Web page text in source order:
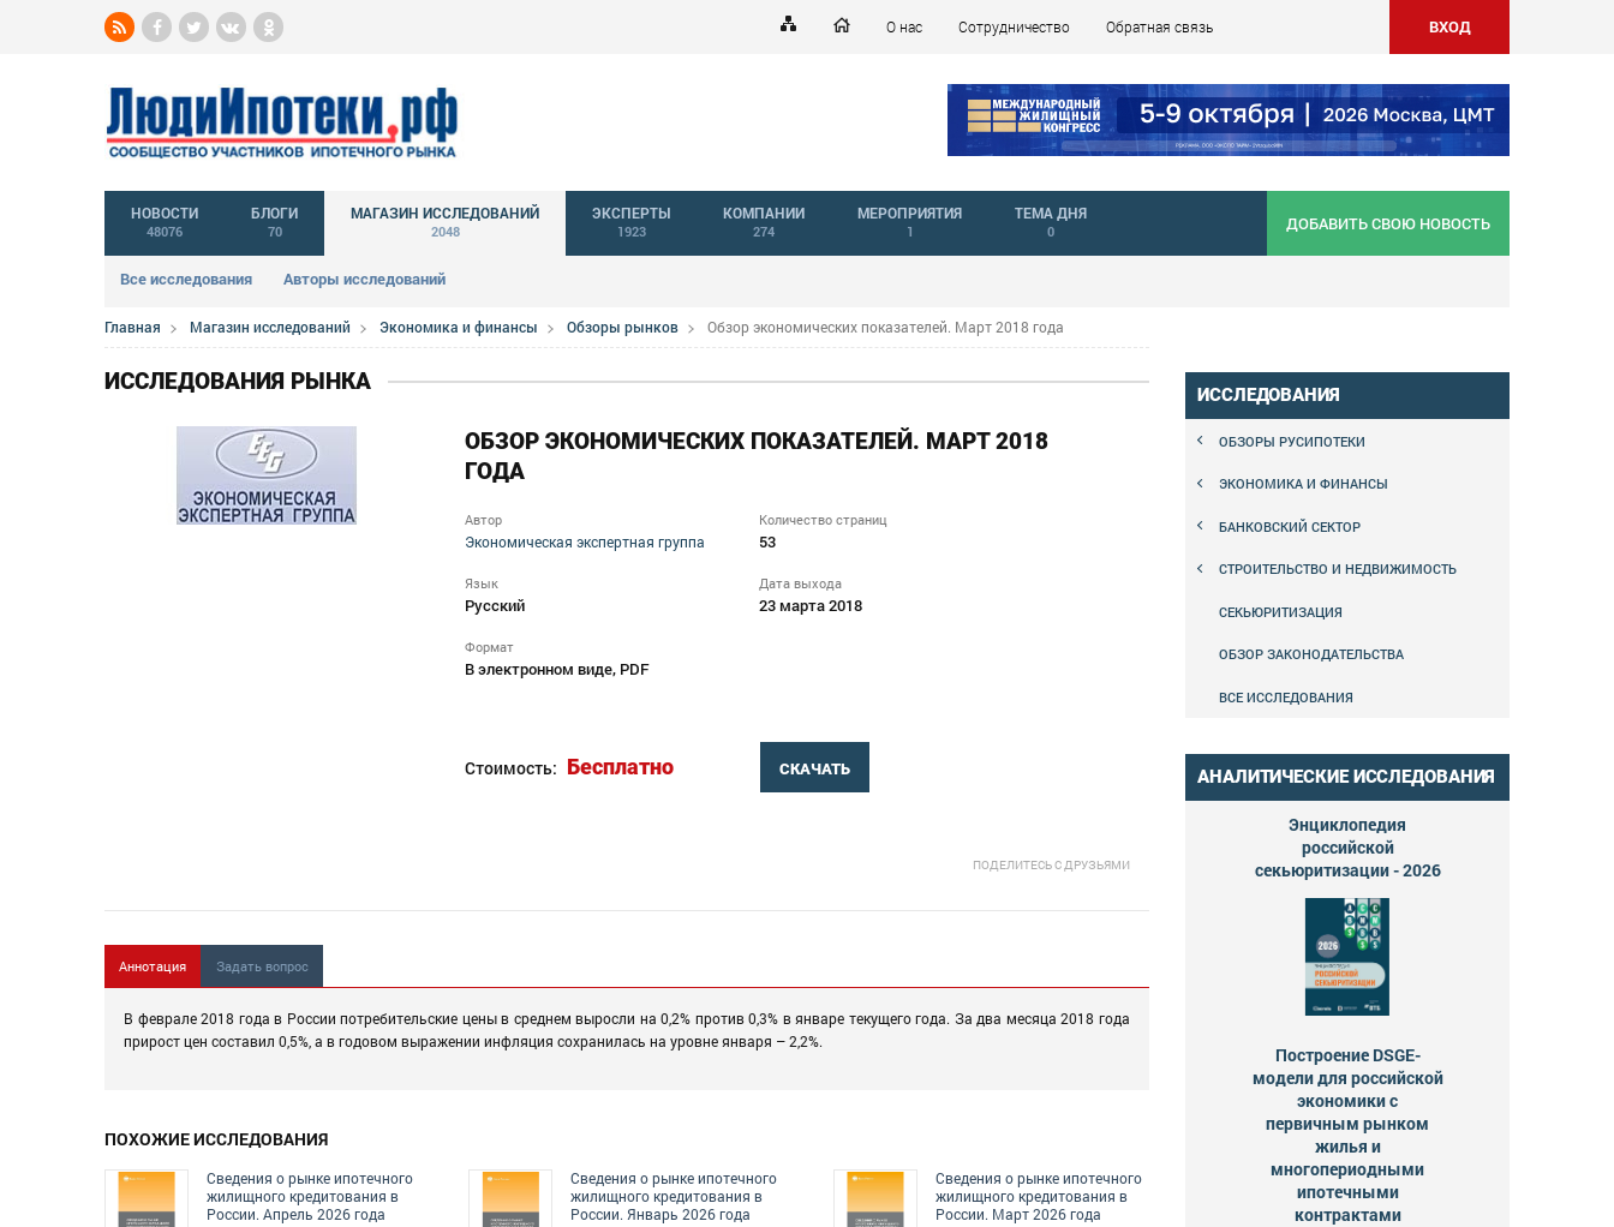
О нас Сотрудничество Обратная связь ВХОД
НОВОСТИ
48076
БЛОГИ
70
МАГАЗИН ИССЛЕДОВАНИЙ
2048
Все исследования Авторы исследований
ЭКСПЕРТЫ
1923
КОМПАНИИ
274
МЕРОПРИЯТИЯ
1
ТЕМА ДНЯ
0 ДОБАВИТЬ СВОЮ НОВОСТЬ
Главная Магазин исследований Экономика и финансы Обзоры рынков Обзор экономических показателей. Март 2018 года
ИССЛЕДОВАНИЯ РЫНКА
ОБЗОР ЭКОНОМИЧЕСКИХ ПОКАЗАТЕЛЕЙ. МАРТ 2018
ГОДА
Автор
Экономическая экспертная группа
Количество страниц
53
Язык
Русский
Дата выхода
23 марта 2018
Формат
В электронном виде, PDF
Стоимость: Бесплатно СКАЧАТЬ
ПОДЕЛИТЕСЬ С ДРУЗЬЯМИ
Аннотация Задать вопрос
В феврале 2018 года в России потребительские цены в среднем выросли на 0,2% против 0,3% в январе текущего года. За два месяца 2018 года
прирост цен составил 0,5%, а в годовом выражении инфляция сохранилась на уровне января – 2,2%.
ПОХОЖИЕ ИССЛЕДОВАНИЯ
Сведения о рынке ипотечного
жилищного кредитования в
России. Апрель 2026 года
Сведения о рынке ипотечного
жилищного кредитования в
России. Январь 2026 года
Сведения о рынке ипотечного
жилищного кредитования в
России. Март 2026 года
ИССЛЕДОВАНИЯ
ОБЗОРЫ РУСИПОТЕКИ
ЭКОНОМИКА И ФИНАНСЫ
БАНКОВСКИЙ СЕКТОР
СТРОИТЕЛЬСТВО И НЕДВИЖИМОСТЬ
СЕКЬЮРИТИЗАЦИЯ
ОБЗОР ЗАКОНОДАТЕЛЬСТВА
ВСЕ ИССЛЕДОВАНИЯ
АНАЛИТИЧЕСКИЕ ИССЛЕДОВАНИЯ
Энциклопедия
российской
секьюритизации - 2026
Построение DSGE-
модели для российской
экономики с
первичным рынком
жилья и
многопериодными
ипотечными
контрактами